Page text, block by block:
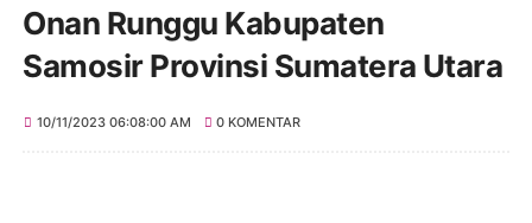
Onan Runggu Kabupaten
Samosir Provinsi Sumatera Utara
10/11/2023 06:08:00 AM 0 KOMENTAR